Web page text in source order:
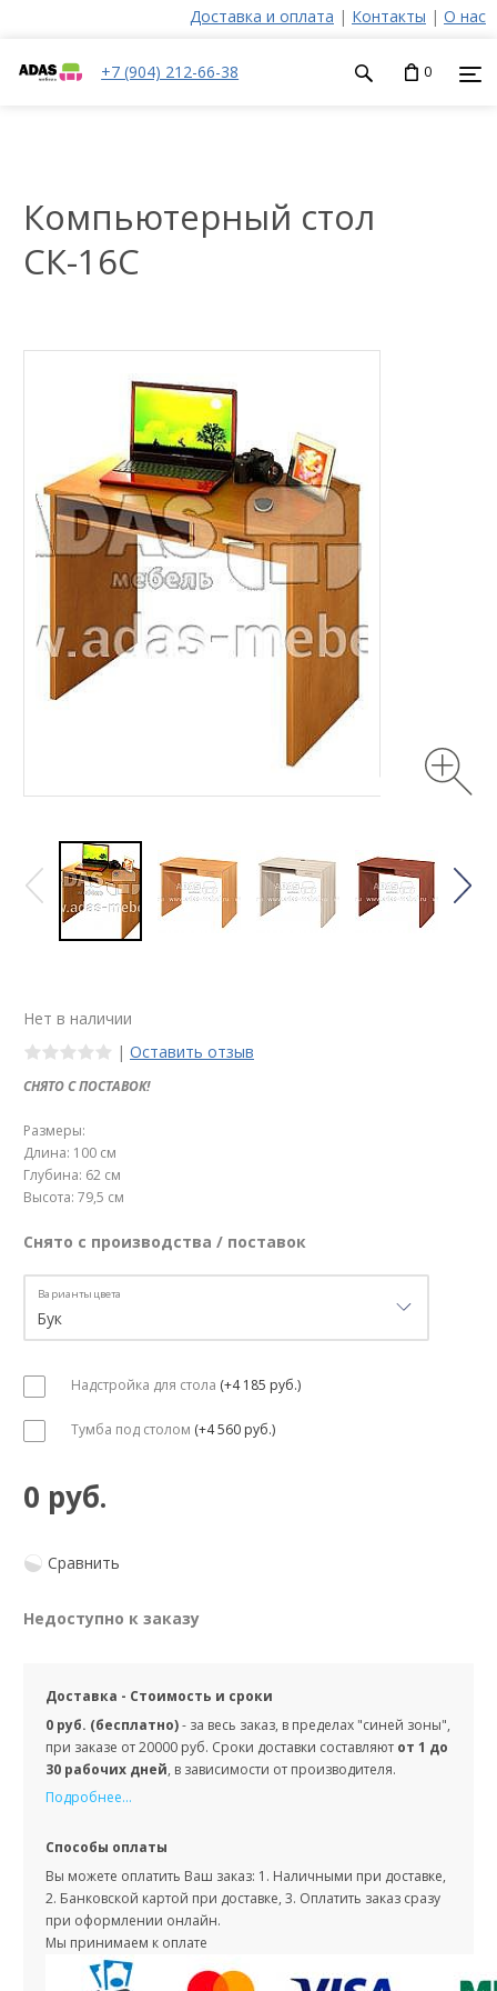
Доставка и оплата | Контакты | О нас
+7 (904) 212-66-38 0
Компьютерный стол
СК-16С
Нет в наличии
| Оставить отзыв
СНЯТО С ПОСТАВОК!
Размеры:
Длина: 100 см
Глубина: 62 см
Высота: 79,5 см
Снято с производства / поставок
Варианты цвета
Надстройка для стола (+4 185 руб.)
Тумба под столом (+4 560 руб.)
0 руб.
Сравнить
Недоступно к заказу
Доставка - Стоимость и сроки
0 руб. (бесплатно)- за весь заказ, в пределах "синей зоны",
при заказе от 20000 руб. Сроки доставки составляют от 1 до
30 рабочих дней, в зависимости от производителя.
Подробнее...
Способы оплаты
Вы можете оплатить Ваш заказ: 1. Наличными при доставке,
2. Банковской картой при доставке, 3. Оплатить заказ сразу
при оформлении онлайн.
Мы принимаем к оплате